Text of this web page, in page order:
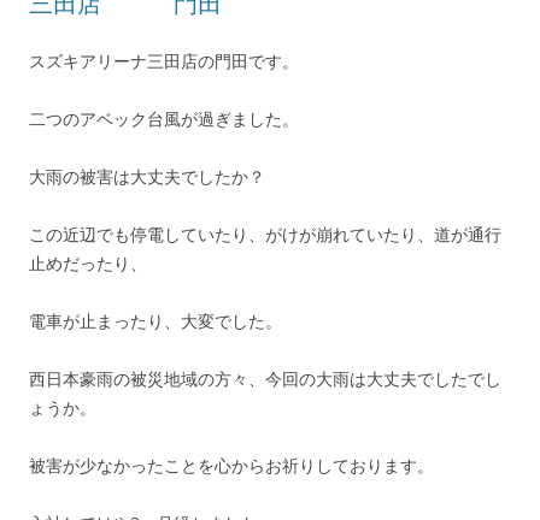
スズキアリーナ三田店の門田です。
二つのアベック台風が過ぎました。
大雨の被害は大丈夫でしたか？
この近辺でも停電していたり、がけが崩れていたり、道が通行
止めだったり、
電車が止まったり、大変でした。
西日本豪雨の被災地域の方々、今回の大雨は大丈夫でしたでし
ょうか。
被害が少なかったことを心からお祈りしております。